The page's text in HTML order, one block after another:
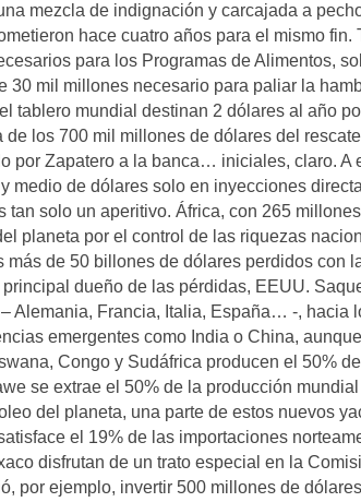
mezcla de indignación y carcajada a
hace cuatro años para el mismo fin.
para los Programas de Alimentos,
mil millones necesario para paliar la
tablero mundial destinan 2 dólares al año
los 700 mil millones de dólares del
por Zapatero a la banca… iniciales, claro. A
medio de dólares solo en inyecciones
solo un aperitivo. África, con 265
planeta por el control de las riquezas
de 50 billones de dólares perdidos con
dueño de las pérdidas, EEUU.
Alemania, Francia, Italia, España… -, hacia
emergentes como India o China,
Congo y Sudáfrica producen el 50%
se extrae el 50% de la producción mundial
del planeta, una parte de estos nuevos
el 19% de las importaciones
disfrutan de un trato especial en la
por ejemplo, invertir 500 millones de